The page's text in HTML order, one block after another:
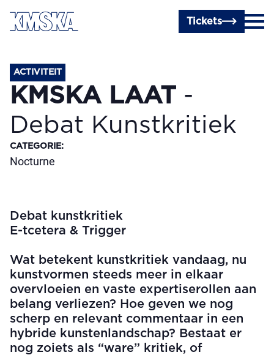
Ga naar hoofdinhoud
Tickets
ACTIVITEIT
KMSKA LAAT -
Debat Kunstkritiek
CATEGORIE:
Nocturne
Debat kunstkritiek
E-tcetera & Trigger
Wat betekent kunstkritiek vandaag, nu
kunstvormen steeds meer in elkaar
overvloeien en vaste expertiserollen aan
belang verliezen? Hoe geven we nog
scherp en relevant commentaar in een
hybride kunstenlandschap? Bestaat er
nog zoiets als “ware” kritiek, of